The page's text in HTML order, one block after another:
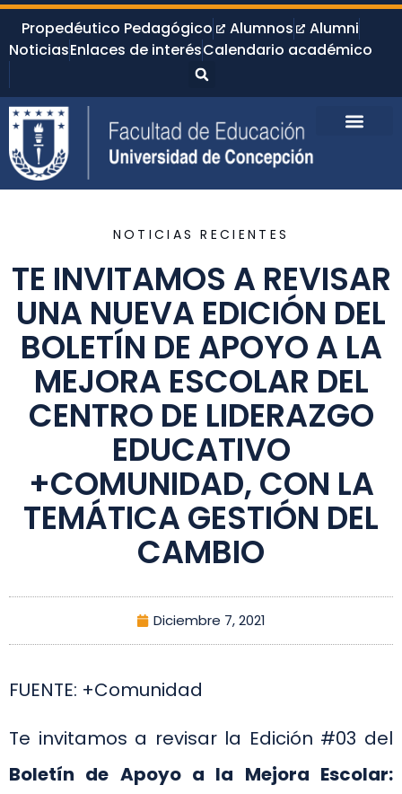
Propedéutico Pedagógico Alumnos
Alumni
NoticiasEnlaces de interésCalendario académico
NOTICIAS RECIENTES
TE INVITAMOS A REVISAR
UNA NUEVA EDICIÓN DEL
BOLETÍN DE APOYO A LA
MEJORA ESCOLAR DEL
CENTRO DE LIDERAZGO
EDUCATIVO
+COMUNIDAD, CON LA
TEMÁTICA GESTIÓN DEL
CAMBIO
Diciembre 7, 2021
FUENTE: +Comunidad
Te invitamos a revisar la Edición #03 del
Boletín de Apoyo a la Mejora Escolar: